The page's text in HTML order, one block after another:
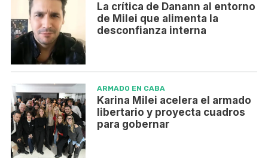
La crítica de Danann al entorno
de Milei que alimenta la
desconfianza interna
ARMADO EN CABA
Karina Milei acelera el armado
libertario y proyecta cuadros
para gobernar